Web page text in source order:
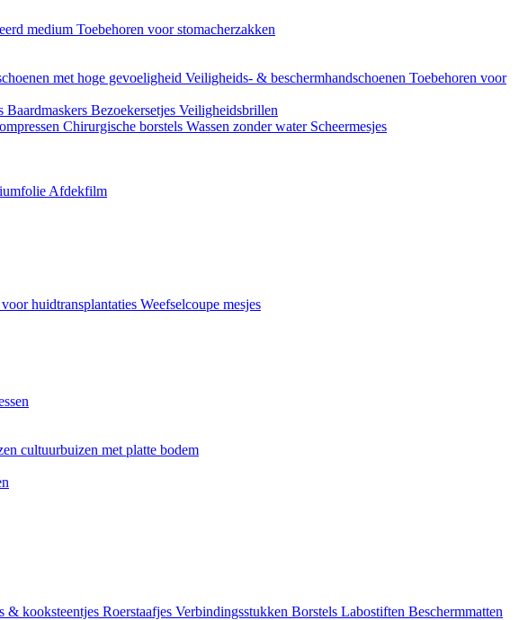
medium Toebehoren voor stomacherzakken
met hoge gevoeligheid Veiligheids- & beschermhandschoenen Toebehoren voor
Baardmaskers Bezoekersetjes Veiligheidsbrillen
Chirurgische borstels Wassen zonder water Scheermesjes
Afdekfilm
huidtransplantaties Weefselcoupe mesjes
cultuurbuizen met platte bodem
& kooksteentjes Roerstaafjes Verbindingsstukken Borstels Labostiften Beschermmatten